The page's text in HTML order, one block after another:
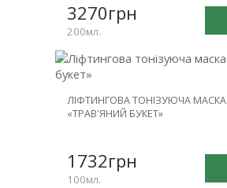
3270грн
200мл.
ЛІФТИНГОВА ТОНІЗУЮЧА МАСКА
«ТРАВ'ЯНИЙ БУКЕТ»
1732грн
100мл.